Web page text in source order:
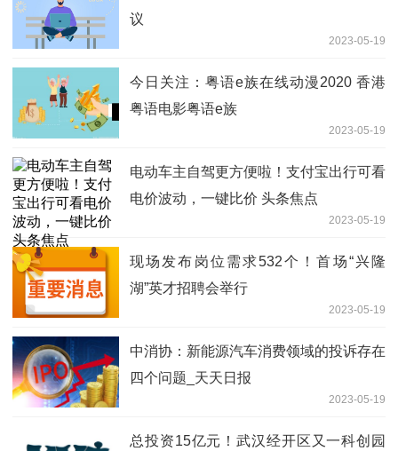
议
2023-05-19
今日关注：粤语e族在线动漫2020 香港
粤语电影粤语e族
2023-05-19
电动车主自驾更方便啦！支付宝出行可看
电价波动，一键比价 头条焦点
2023-05-19
现场发布岗位需求532个！首场“兴隆
湖”英才招聘会举行
2023-05-19
中消协：新能源汽车消费领域的投诉存在
四个问题_天天日报
2023-05-19
总投资15亿元！武汉经开区又一科创园